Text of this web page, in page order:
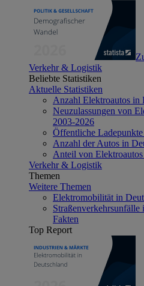
Verkehr & Logistik
Beliebte Statistiken
Aktuelle Statistiken
Anzahl Elektroautos in
Neuzulassungen von
2003-2026
Öffentliche
Anzahl der Autos in
Anteil von
Verkehr & Logistik
Themen
Weitere Themen
Elektromobilität in
Fakten
Top Report